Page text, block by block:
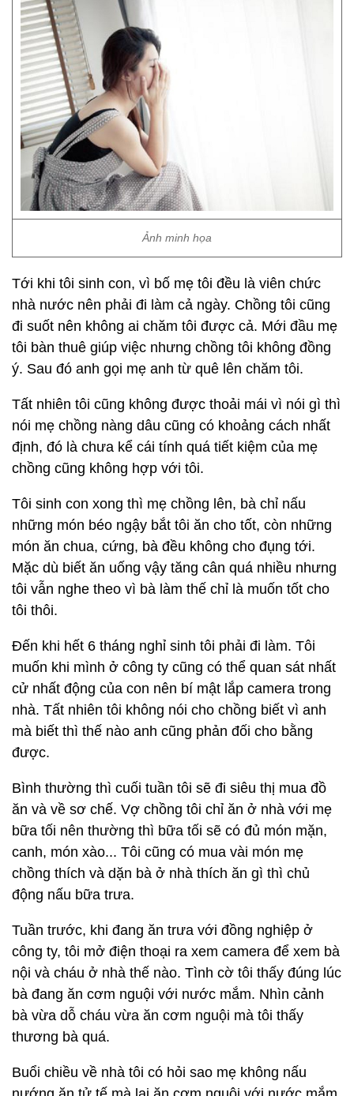
Ảnh minh họa
Tới khi tôi sinh con, vì bố mẹ tôi đều là viên chức
nhà nước nên phải đi làm cả ngày. Chồng tôi cũng
đi suốt nên không ai chăm tôi được cả. Mới đầu mẹ
tôi bàn thuê giúp việc nhưng chồng tôi không đồng
ý. Sau đó anh gọi mẹ anh từ quê lên chăm tôi.
Tất nhiên tôi cũng không được thoải mái vì nói gì thì
nói mẹ chồng nàng dâu cũng có khoảng cách nhất
định, đó là chưa kể cái tính quá tiết kiệm của mẹ
chồng cũng không hợp với tôi.
Tôi sinh con xong thì mẹ chồng lên, bà chỉ nấu
những món béo ngậy bắt tôi ăn cho tốt, còn những
món ăn chua, cứng, bà đều không cho đụng tới.
Mặc dù biết ăn uống vậy tăng cân quá nhiều nhưng
tôi vẫn nghe theo vì bà làm thế chỉ là muốn tốt cho
tôi thôi.
Đến khi hết 6 tháng nghỉ sinh tôi phải đi làm. Tôi
muốn khi mình ở công ty cũng có thể quan sát nhất
cử nhất động của con nên bí mật lắp camera trong
nhà. Tất nhiên tôi không nói cho chồng biết vì anh
mà biết thì thế nào anh cũng phản đối cho bằng
được.
Bình thường thì cuối tuần tôi sẽ đi siêu thị mua đồ
ăn và về sơ chế. Vợ chồng tôi chỉ ăn ở nhà với mẹ
bữa tối nên thường thì bữa tối sẽ có đủ món mặn,
canh, món xào... Tôi cũng có mua vài món mẹ
chồng thích và dặn bà ở nhà thích ăn gì thì chủ
động nấu bữa trưa.
Tuần trước, khi đang ăn trưa với đồng nghiệp ở
công ty, tôi mở điện thoại ra xem camera để xem bà
nội và cháu ở nhà thế nào. Tình cờ tôi thấy đúng lúc
bà đang ăn cơm nguội với nước mắm. Nhìn cảnh
bà vừa dỗ cháu vừa ăn cơm nguội mà tôi thấy
thương bà quá.
Buổi chiều về nhà tôi có hỏi sao mẹ không nấu